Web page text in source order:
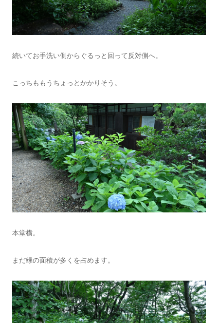
続いてお手洗い側からぐるっと回って反対側へ。
こっちももうちょっとかかりそう。
本堂横。
まだ緑の面積が多くを占めます。